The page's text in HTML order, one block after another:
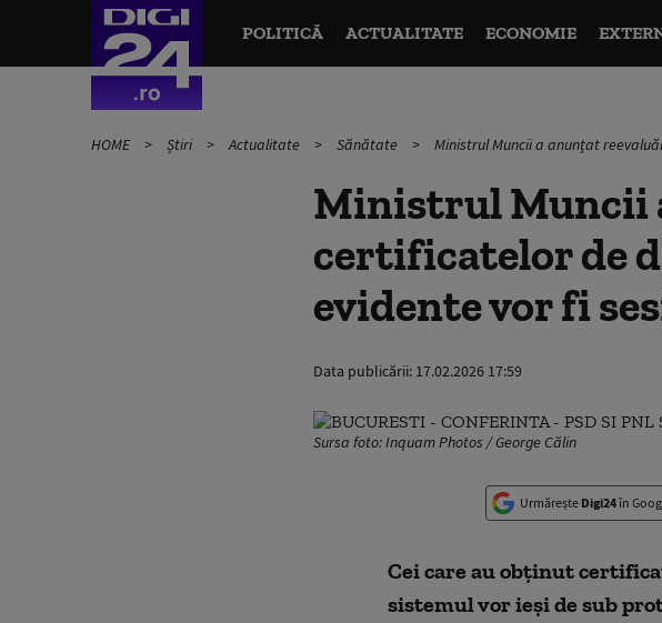
POLITICĂ ACTUALITATE ECONOMIE
HOME Știri Actualitate Sănătate Ministrul Muncii a anunțat
Ministrul Muncii
certificatelor de
evidente vor fi
Data publicării: 17.02.2026 17:59
Sursa foto: Inquam Photos / George Călin
Urmărește Digi24în
Cei care au obținut
sistemul vor ieși de sub